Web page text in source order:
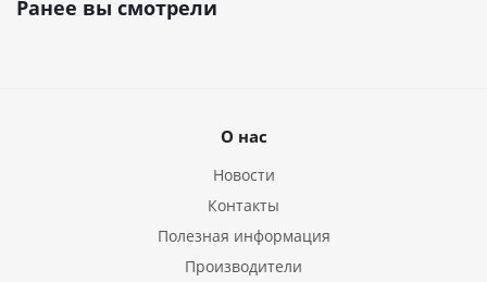
Ранее вы смотрели
О нас
Новости
Контакты
Полезная информация
Производители